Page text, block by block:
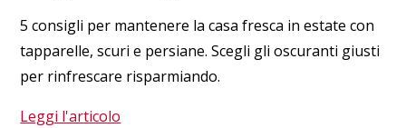
5 consigli per mantenere la casa fresca in estate con
tapparelle, scuri e persiane. Scegli gli oscuranti giusti
per rinfrescare risparmiando.
Leggi l'articolo